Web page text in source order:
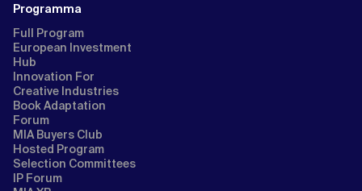
Programma
Full Program
European Investment
Hub
Innovation For
Creative Industries
Book Adaptation
Forum
MIA Buyers Club
Hosted Program
Selection Committees
IP Forum